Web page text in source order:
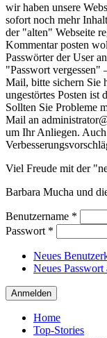
wir haben unsere
sofort noch mehr
der "alten" Webseite
Kommentar posten
Passwörter der User
"Passwort vergessen"
Mail, bitte sichern Sie
ungestörtes Posten ist
Sollten Sie Probleme
Mail an
um Ihr Anliegen.
Viel Freude mit der
Barbara Mucha und
Benutzername *
Passwort *
Neues
Neues Passwort
Home
Top-Stories